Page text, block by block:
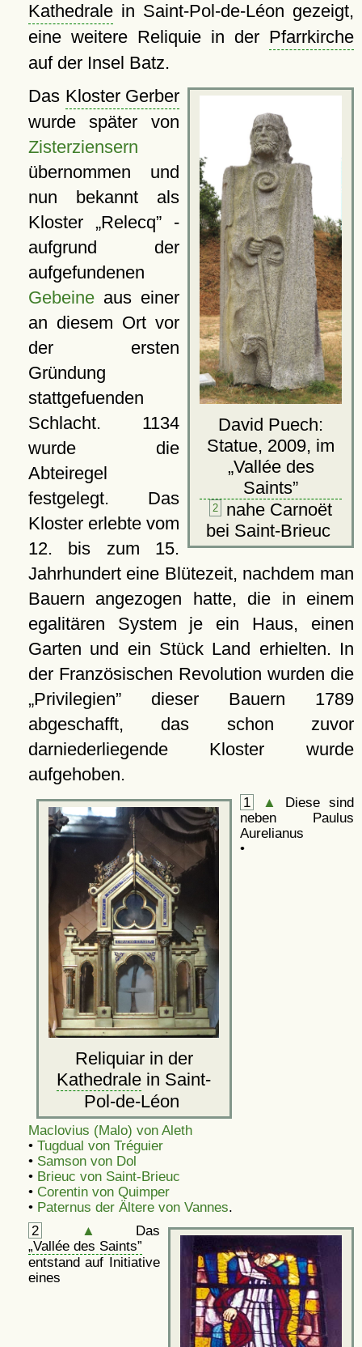
Kathedralein Saint-Pol-de-Léon gezeigt,
eine weitere Reliquie in der Pfarrkirche
auf der Insel Batz.
David Puech:
Statue, 2009, im
Vallée des
Saints
2
nahe Carnoët
bei Saint-Brieuc
Das Kloster Gerber
wurde später von
Zisterziensern
übernommen und
nun bekannt als
Kloster
Relecq -
aufgrund der
aufgefundenen
Gebeineaus einer
an diesem Ort vor
der ersten
Gründung
stattgefuenden
Schlacht. 1134
wurde die
Abteiregel
festgelegt. Das
Kloster erlebte vom
12. bis zum 15.
Jahrhundert eine Blütezeit, nachdem man
Bauern angezogen hatte, die in einem
egalitären System je ein Haus, einen
Garten und ein Stück Land erhielten. In
der Französischen Revolution wurden die
Privilegien dieser Bauern 1789
abgeschafft, das schon zuvor
darniederliegende Kloster wurde
aufgehoben.
Reliquiar in der
Kathedrale in Saint-
Pol-de-Léon
1 ▲
Diese sind
neben Paulus
Aurelianus
•
Maclovius (Malo) von Aleth
• Tugdual von Tréguier
• Samson von Dol
• Brieuc von Saint-Brieuc
• Corentin von Quimper
• Paternus der Ältere von Vannes.
2 ▲
Das
Vallée des Saints
entstand auf Initiative
eines